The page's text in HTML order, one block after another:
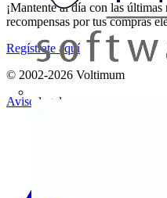
¡Mantente al día con las
recompensas por tus compras
Regístrate aquí
© 2002-2026 Voltimum
Aviso legal